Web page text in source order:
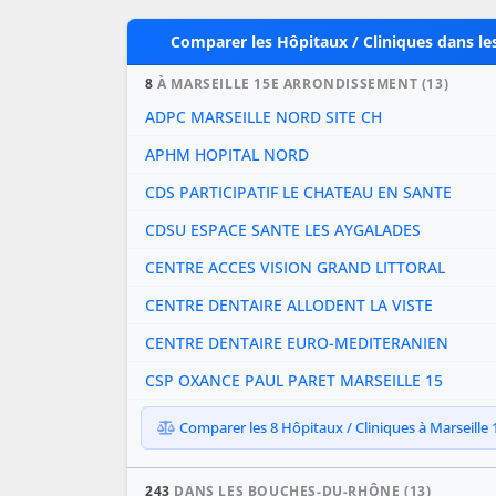
Comparer les Hôpitaux / Cliniques dans
8 À MARSEILLE 15E ARRONDISSEMENT (13)
ADPC MARSEILLE NORD SITE CH
APHM HOPITAL NORD
CDS PARTICIPATIF LE CHATEAU EN SANTE
CDSU ESPACE SANTE LES AYGALADES
CENTRE ACCES VISION GRAND LITTORAL
CENTRE DENTAIRE ALLODENT LA VISTE
CENTRE DENTAIRE EURO-MEDITERANIEN
CSP OXANCE PAUL PARET MARSEILLE 15
Comparer les 8 Hôpitaux / Cliniques à
243 DANS LES BOUCHES-DU-RHÔNE (13)